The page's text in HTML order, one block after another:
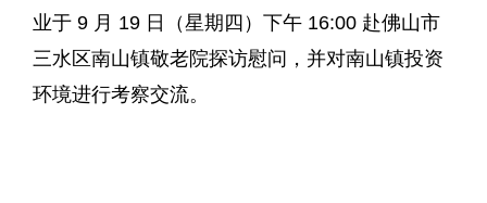
业于 9 月 19 日（星期四）下午 16:00 赴佛山市
三水区南山镇敬老院探访慰问，并对南山镇投资
环境进行考察交流。